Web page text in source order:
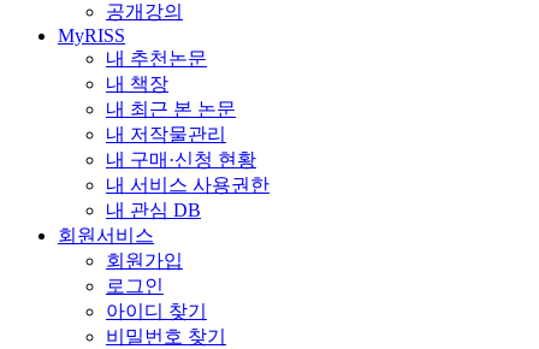
공개강의
MyRISS
내 추천논문
내 책장
내 최근 본 논문
내 저작물관리
내 구매·신청 현황
내 서비스 사용권한
내 관심 DB
회원서비스
회원가입
로그인
아이디 찾기
비밀번호 찾기